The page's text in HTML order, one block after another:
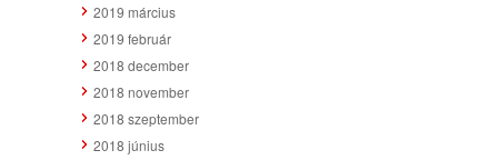
2019 március
2019 február
2018 december
2018 november
2018 szeptember
2018 június